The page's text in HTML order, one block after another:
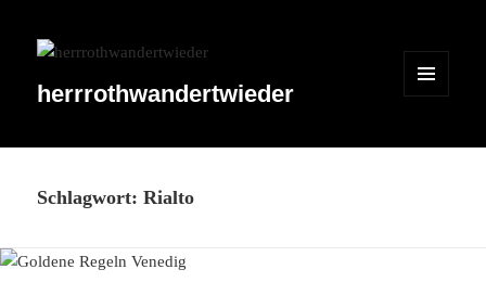
herrrothwandertwieder
Schlagwort:Rialto